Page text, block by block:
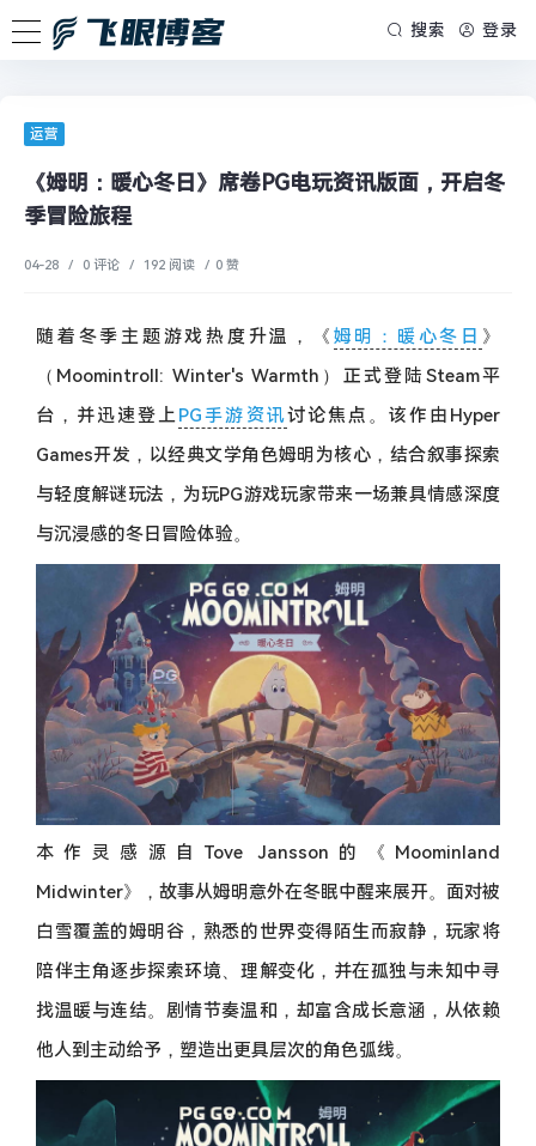
搜索 登录
运营
《姆明：暖心冬日》席卷PG电玩资讯版面，开启冬
季冒险旅程
04-28 / 0 评论 / 192 阅读 / 0 赞
随着冬季主题游戏热度升温，《 姆明：暖心冬日 》
（Moomintroll: Winter's Warmth）正式登陆Steam平
台，并迅速登上PG手游资讯讨论焦点。该作由Hyper
Games开发，以经典文学角色姆明为核心，结合叙事探索
与轻度解谜玩法，为玩PG游戏玩家带来一场兼具情感深度
与沉浸感的冬日冒险体验。
本作灵感源自Tove Jansson的《Moominland
Midwinter》，故事从姆明意外在冬眠中醒来展开。面对被
白雪覆盖的姆明谷，熟悉的世界变得陌生而寂静，玩家将
陪伴主角逐步探索环境、理解变化，并在孤独与未知中寻
找温暖与连结。剧情节奏温和，却富含成长意涵，从依赖
他人到主动给予，塑造出更具层次的角色弧线。